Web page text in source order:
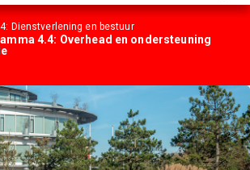
Dienstverlening en bestuur
4.4: Overhead en ondersteuning